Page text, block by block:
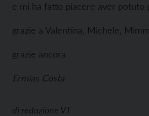
e mi ha fatto piacere aver potuto
grazie a Valentina, Michele,
grazie ancora
Ermias Costa
di redazione VT